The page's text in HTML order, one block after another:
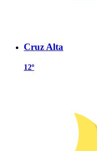
Cruz Alta
12º